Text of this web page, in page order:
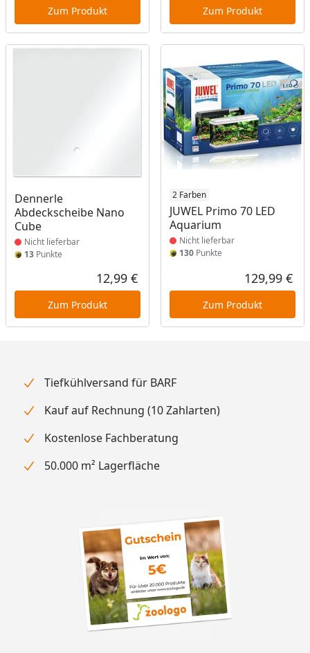
Zum Produkt Zum Produkt
Dennerle
Abdeckscheibe Nano
Cube
Produkt nicht lieferbar
Nicht lieferbar
13 Punkte
Aktueller Preis
12,99 €
Zum Produkt
2 Farben
JUWEL Primo 70 LED
Aquarium
Produkt nicht lieferbar
Nicht lieferbar
130Punkte
129,99 €
Zum Produkt
Tiefkühlversand für BARF
Kauf auf Rechnung (10 Zahlarten)
Kostenlose Fachberatung
50.000 m² Lagerfläche